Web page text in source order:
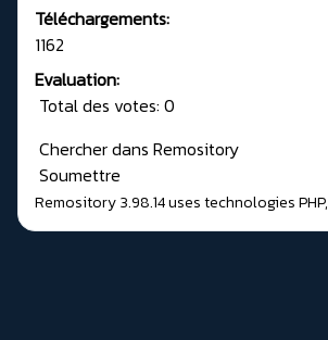
Téléchargements:
1162
Evaluation:
Total des votes: 0
Chercher dans Remository
Soumettre
Remository 3.98.14uses technologiesPHP,